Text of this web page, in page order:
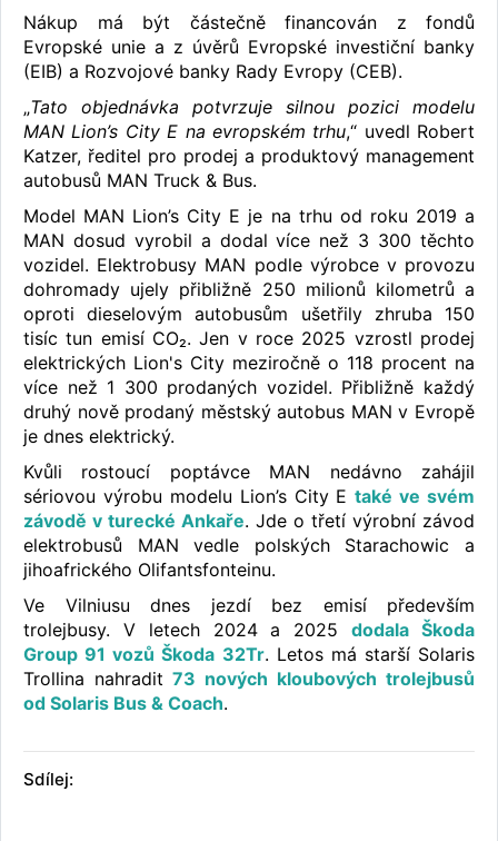
Nákup má být částečně financován z fondů
Evropské unie a z úvěrů Evropské investiční banky
(EIB) a Rozvojové banky Rady Evropy (CEB).
„Tato objednávka potvrzuje silnou pozici modelu
MAN Lion’s City E na evropském trhu,“ uvedl Robert
Katzer, ředitel pro prodej a produktový management
autobusů MAN Truck & Bus.
Model MAN Lion’s City E je na trhu od roku 2019 a
MAN dosud vyrobil a dodal více než 3 300 těchto
vozidel. Elektrobusy MAN podle výrobce v provozu
dohromady ujely přibližně 250 milionů kilometrů a
oproti dieselovým autobusům ušetřily zhruba 150
tisíc tun emisí CO₂. Jen v roce 2025 vzrostl prodej
elektrických Lion's City meziročně o 118 procent na
více než 1 300 prodaných vozidel. Přibližně každý
druhý nově prodaný městský autobus MAN v Evropě
je dnes elektrický.
Kvůli rostoucí poptávce MAN nedávno zahájil
sériovou výrobu modelu Lion’s City Etaké ve svém
závodě v turecké Ankaře. Jde o třetí výrobní závod
elektrobusů MAN vedle polských Starachowic a
jihoafrického Olifantsfonteinu.
Ve Vilniusu dnes jezdí bez emisí především
trolejbusy. V letech 2024 a 2025dodala Škoda
Group 91 vozů Škoda 32Tr. Letos má starší Solaris
Trollina nahradit 73 nových kloubových trolejbusů
od Solaris Bus & Coach.
Sdílej: